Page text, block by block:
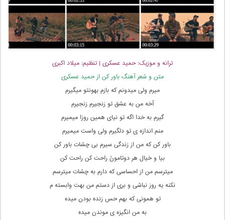
ترانه و موزیک: حمید عسکری | تنظیم: میلاد اکبری
متن و شعر آهنگ باور کن از حمید عسکری
میرم ولی میدونم که بازم بهونتو میگیرم
آخه من به عشق تو زنجیرم زنجیرم
گیرم به خدا اگه تو نیای همین روزا میمیرم
منم اندازه ی تو دلگیرم ولی واست میمیرم
باور کن که من از زندگی سیرم بی چشات باور کن
بیا و خیال هر دوتامونُ راحت کن راحت کن
میترسم من از احساسی که دارم به چشات میترسم
نکنه یه روز نباشی و بری از دستم من بهت وابسته م
تو همونی که بهم حس زنده بودن میده
به من انگیزه ی موندن میده